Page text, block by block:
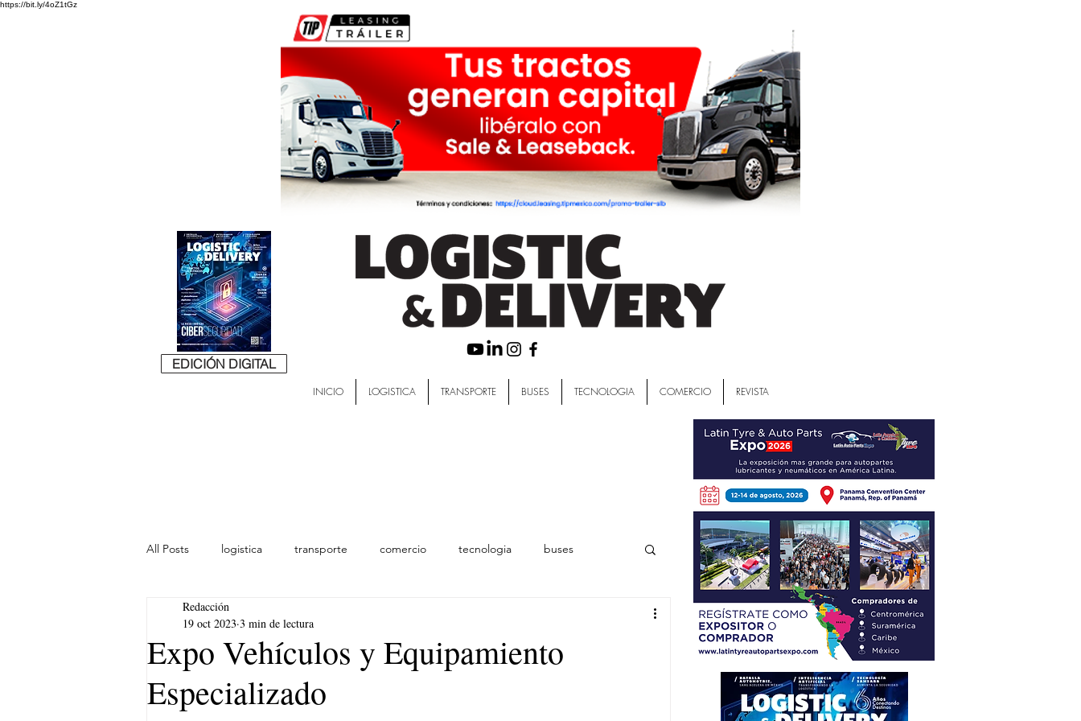
https://bit.ly/4oZ1tGz
EDICIÓN DIGITAL
INICIO LOGISTICA TRANSPORTE BUSES TECNOLOGIA COMERCIO REVISTA
All Posts logistica transporte comercio tecnologia buses
lideres
Expo Vehículos y Equipamiento
Especializado
Redacción
19 oct 2023 3 min de lectura